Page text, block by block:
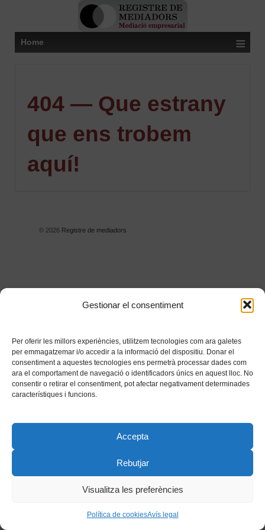
Gestionar el consentiment
Per oferir les millors experiències, utilitzem tecnologies com ara galetes
per emmagatzemar i/o accedir a la informació del dispositiu. Donar el
consentiment a aquestes tecnologies ens permetrà processar dades com
ara el comportament de navegació o identificadors únics en aquest lloc. No
consentir o retirar el consentiment, pot afectar negativament determinades
característiques i funcions.
Accepta
Rebutjar
Visualitza les preferències
Política de cookiesAvís legal
Home ≡
404 — Que estrany
que ens trobem
aquí!
© 2026Registre de mediadors